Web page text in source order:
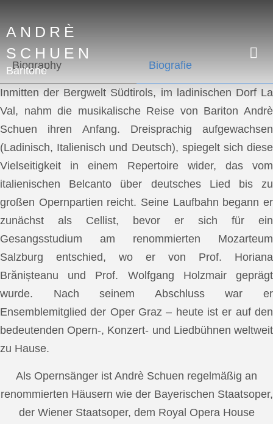
ANDRÈ
SCHUEN
Baritone
Biography Biografie
Inmitten der Bergwelt Südtirols, im ladinischen Dorf La
Val, nahm die musikalische Reise von Bariton Andrè
Schuen ihren Anfang. Dreisprachig aufgewachsen
(Ladinisch, Italienisch und Deutsch), spiegelt sich diese
Vielseitigkeit in einem Repertoire wider, das vom
italienischen Belcanto über deutsches Lied bis zu
großen Opernpartien reicht. Seine Laufbahn begann er
zunächst als Cellist, bevor er sich für ein
Gesangsstudium am renommierten Mozarteum
Salzburg entschied, wo er von Prof. Horiana
Brănișteanu und Prof. Wolfgang Holzmair geprägt
wurde. Nach seinem Abschluss war er
Ensemblemitglied der Oper Graz – heute ist er auf den
bedeutenden Opern-, Konzert- und Liedbühnen weltweit
zu Hause.
Als Opernsänger ist Andrè Schuen regelmäßig an
renommierten Häusern wie der Bayerischen Staatsoper,
der Wiener Staatsoper, dem Royal Opera House